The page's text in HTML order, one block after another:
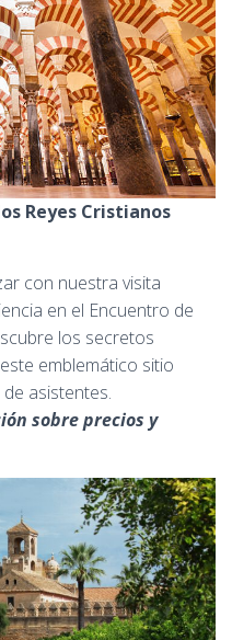
Reyes Cristianos
con nuestra visita
en el Encuentro de
los secretos
emblemático sitio
asistentes.
sobre precios y